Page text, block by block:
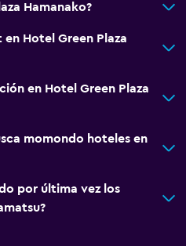
Hamanako?
en Hotel Green Plaza
en Hotel Green Plaza
momondo hoteles en
por última vez los